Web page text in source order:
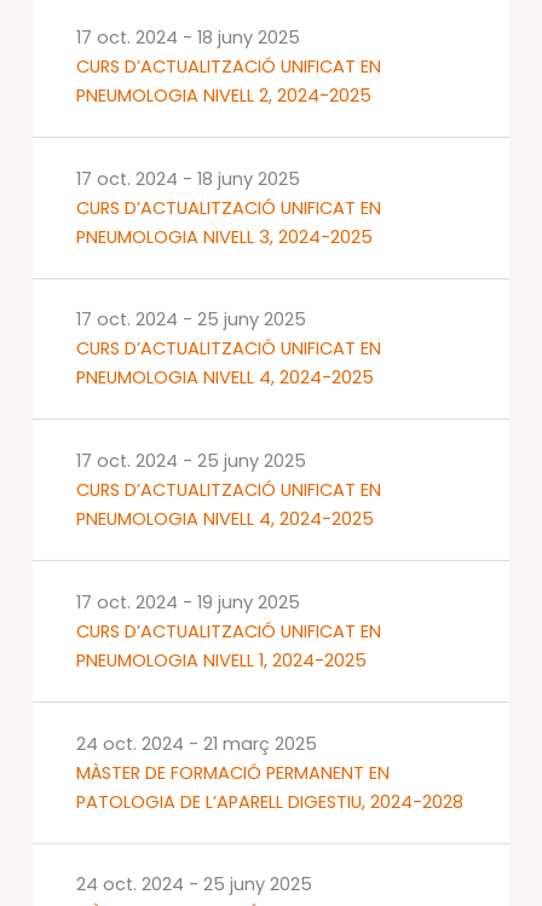
CURS D’ACTUALITZACIÓ UNIFICAT EN
PNEUMOLOGIA NIVELL 2, 2024-2025
17 oct. 2024 - 18 juny 2025
CURS D’ACTUALITZACIÓ UNIFICAT EN
PNEUMOLOGIA NIVELL 3, 2024-2025
17 oct. 2024 - 18 juny 2025
CURS D’ACTUALITZACIÓ UNIFICAT EN
PNEUMOLOGIA NIVELL 4, 2024-2025
17 oct. 2024 - 25 juny 2025
CURS D’ACTUALITZACIÓ UNIFICAT EN
PNEUMOLOGIA NIVELL 4, 2024-2025
17 oct. 2024 - 25 juny 2025
CURS D’ACTUALITZACIÓ UNIFICAT EN
PNEUMOLOGIA NIVELL 1, 2024-2025
17 oct. 2024 - 19 juny 2025
MÀSTER DE FORMACIÓ PERMANENT EN
PATOLOGIA DE L’APARELL DIGESTIU, 2024-2028
24 oct. 2024 - 21 març 2025
24 oct. 2024 - 25 juny 2025